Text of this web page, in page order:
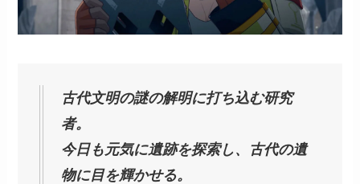
古代文明の謎の解明に打ち込む研究
者。
今日も元気に遺跡を探索し、古代の遺
物に目を輝かせる。